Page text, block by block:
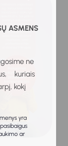
ASMENS
ne
kuriais
kokį
yra
ar